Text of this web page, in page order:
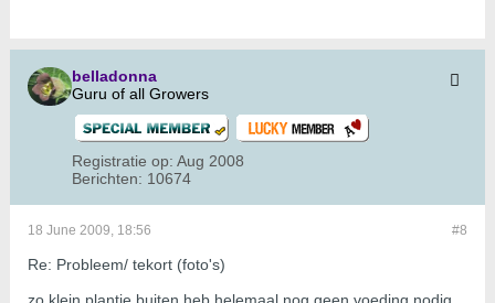
belladonna
Guru of all Growers
Registratie op: Aug 2008
Berichten: 10674
#8
18 June 2009, 18:56
Re: Probleem/ tekort (foto's)